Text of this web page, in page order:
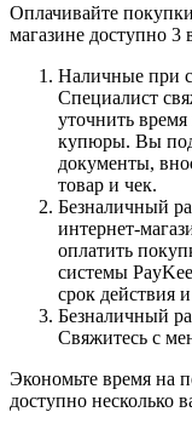
Оплачивайте
магазине доступно 3
Наличные при
Специалист
уточнить
купюры. Вы
документы,
товар и чек.
Безналичный
интернет-
оплатить
системы
срок действия
Безналичный
Свяжитесь с
Экономьте время на
доступно несколько